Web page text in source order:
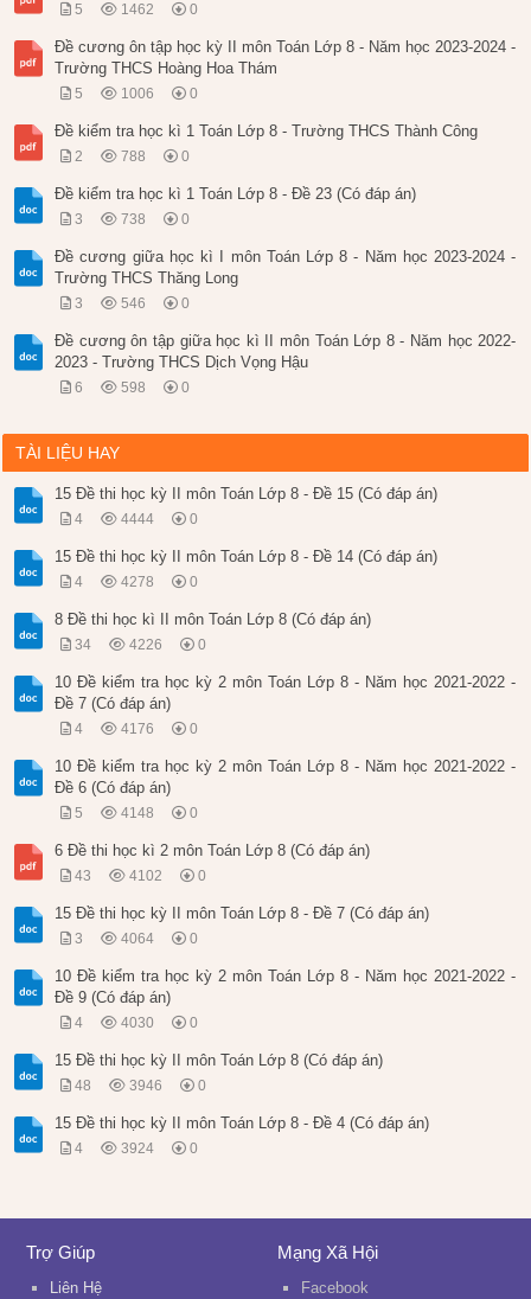
5 1462 0
Đề cương ôn tập học kỳ II môn Toán Lớp 8 - Năm học 2023-2024 -
Trường THCS Hoàng Hoa Thám
5 1006 0
Đề kiểm tra học kì 1 Toán Lớp 8 - Trường THCS Thành Công
2 788 0
Đề kiểm tra học kì 1 Toán Lớp 8 - Đề 23 (Có đáp án)
3 738 0
Đề cương giữa học kì I môn Toán Lớp 8 - Năm học 2023-2024 -
Trường THCS Thăng Long
3 546 0
Đề cương ôn tập giữa học kì II môn Toán Lớp 8 - Năm học 2022-
2023 - Trường THCS Dịch Vọng Hậu
6 598 0
TÀI LIỆU HAY
15 Đề thi học kỳ II môn Toán Lớp 8 - Đề 15 (Có đáp án)
4 4444 0
15 Đề thi học kỳ II môn Toán Lớp 8 - Đề 14 (Có đáp án)
4 4278 0
8 Đề thi học kì II môn Toán Lớp 8 (Có đáp án)
34 4226 0
10 Đề kiểm tra học kỳ 2 môn Toán Lớp 8 - Năm học 2021-2022 -
Đề 7 (Có đáp án)
4 4176 0
10 Đề kiểm tra học kỳ 2 môn Toán Lớp 8 - Năm học 2021-2022 -
Đề 6 (Có đáp án)
5 4148 0
6 Đề thi học kì 2 môn Toán Lớp 8 (Có đáp án)
43 4102 0
15 Đề thi học kỳ II môn Toán Lớp 8 - Đề 7 (Có đáp án)
3 4064 0
10 Đề kiểm tra học kỳ 2 môn Toán Lớp 8 - Năm học 2021-2022 -
Đề 9 (Có đáp án)
4 4030 0
15 Đề thi học kỳ II môn Toán Lớp 8 (Có đáp án)
48 3946 0
15 Đề thi học kỳ II môn Toán Lớp 8 - Đề 4 (Có đáp án)
4 3924 0
Trợ Giúp
Liên Hệ
Mạng Xã Hội
Facebook